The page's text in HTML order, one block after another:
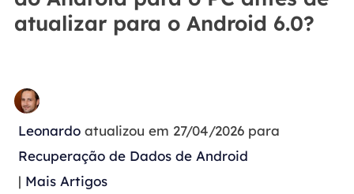
atualizar para o Android 6.0?
Leonardoatualizou em 27/04/2026 para
Recuperação de Dados de Android
| Mais Artigos